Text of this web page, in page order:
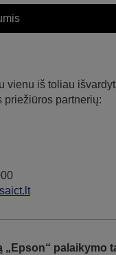
vienu iš toliau
priežiūros partnerių:
„Epson“ palaikymo